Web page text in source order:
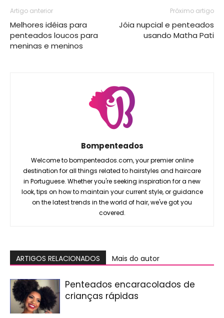
Artigo anterior
Melhores idéias para
penteados loucos para
meninas e meninos
Próximo artigo
Jóia nupcial e penteados
usando Matha Pati
Bompenteados
Welcome to bompenteados.com, your premier online
destination for all things related to hairstyles and haircare
in Portuguese. Whether you're seeking inspiration for a new
look, tips on how to maintain your current style, or guidance
on the latest trends in the world of hair, we've got you
covered.
ARTIGOS RELACIONADOS Mais do autor
Penteados encaracolados de
crianças rápidas